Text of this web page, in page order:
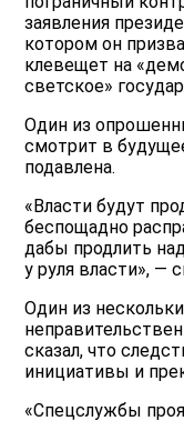
заявления
котором он
клевещет на
светское»
Один из
смотрит в
подавлена.
«Власти будут
беспощадно
дабы продлить
у руля власти», —
Один из
сказал, что
инициативы и
«Спецслужбы